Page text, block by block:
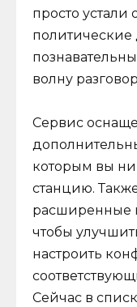
просто
политические
волну
Сервис
которым вы
станцию.
расширенные
чтобы
настроить
Сейчас в